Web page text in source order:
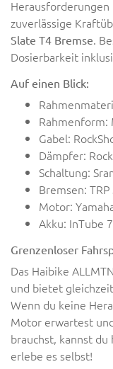
zuverlässige
Slate T4 Bremse.
Dosierbarkeit
Auf einen Blick:
Rahmenform:
Gabel:
Dämpfer:
Schaltung:
Bremsen:
Motor:
Akku: InTube
Grenzenloser
Das Haibike
und bietet
Wenn du keine
Motor erwartest
brauchst, kannst
erlebe es selbst!